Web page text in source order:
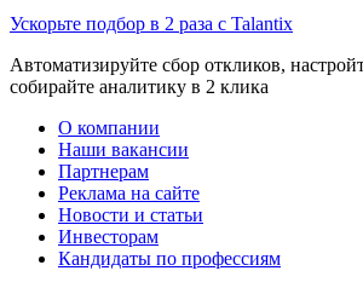
Ускорьте подбор в 2 раза с Talantix
Автоматизируйте сбор откликов,
собирайте аналитику в 2 клика
О компании
Наши вакансии
Партнерам
Реклама на сайте
Новости и статьи
Инвесторам
Кандидаты по профессиям